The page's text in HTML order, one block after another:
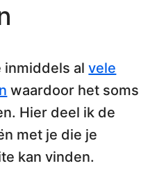
inmiddels alvele
waardoor het soms
Hier deel ik de
met je die je
kan vinden.